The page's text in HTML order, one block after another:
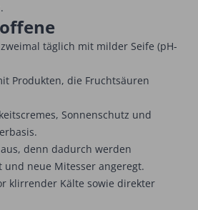
täglich mit milder Seife (pH-
Produkten, die Fruchtsäuren
Sonnenschutz und
denn dadurch werden
neue Mitesser angeregt.
klirrender Kälte sowie direkter